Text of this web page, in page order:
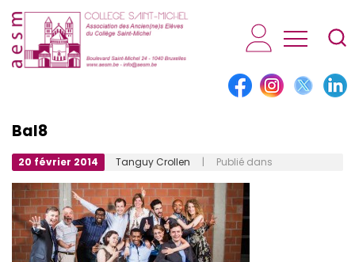
AESM...
Bal8
20 février 2014 Tanguy Crollen | Publié dans